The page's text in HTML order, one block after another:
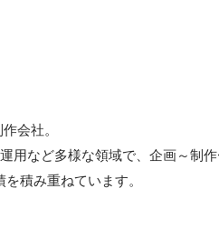
会社。
用など多様な領域で、企画～制
積み重ねています。